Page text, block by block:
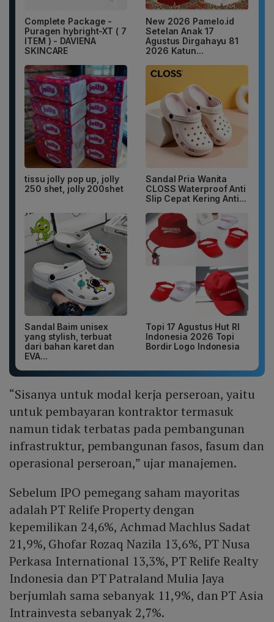
Complete Package -
Puragen hybright-XT ( 7
ITEM ) - DAVIENA
SKINCARE
New 2026 Pamelo.id
Setelan Anak 17
Agustus Dirgahayu 81
2026 Katun...
tissu jolly pop up, jolly
250 shet, jolly 200shet
Sandal Pria Wanita
CLOSS Waterproof Anti
Slip Cepat Kering Anti...
Sandal Baim unisex
yang stylish, terbuat
dari bahan karet dan
EVA...
Topi 17 Agustus Hut RI
Indonesia 2026 Topi
Bordir Logo Indonesia
“Sisanya untuk modal kerja perseroan, yaitu
untuk pembayaran kontraktor termasuk
namun tidak terbatas pada pembangunan
infrastruktur, pembangunan fasos, fasum dan
operasional perseroan,” ujar manajemen.
Sebelum IPO pemegang saham mayoritas
adalah PT Relife Property dengan
kepemilikan 24,6%, Achmad Machlus Sadat
21,9%, Ghofar Rozaq Nazila 13,6%, PT Nusa
Perkasa International 13,3%, PT Relife Realty
Indonesia dan PT Patraland Mulia Jaya
berjumlah sama sebanyak 11,9%, dan PT Asia
Intrainvesta sebanyak 2,7%.